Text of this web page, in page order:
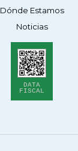
Dónde Estamos
Noticias
DATA
FISCAL